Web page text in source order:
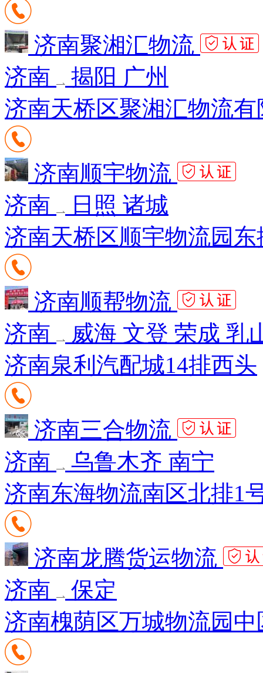
济南聚湘汇物流
济南
揭阳 广州
济南天桥区聚湘汇物流
济南顺宇物流
济南
日照 诸城
济南天桥区顺宇物流园东
济南顺帮物流
济南
威海 文登 荣成 乳
济南泉利汽配城14排西头
济南三合物流
济南
乌鲁木齐 南宁
济南东海物流南区北排1
济南龙腾货运物流
济南
保定
济南槐荫区万城物流园中